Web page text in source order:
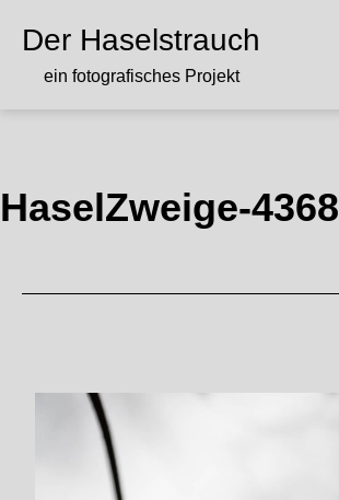
InhaltDer Haselstrauch
ein fotografisches Projekt
HaselZweige-4368